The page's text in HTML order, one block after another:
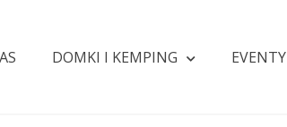
DOMKI I KEMPING EVENTY